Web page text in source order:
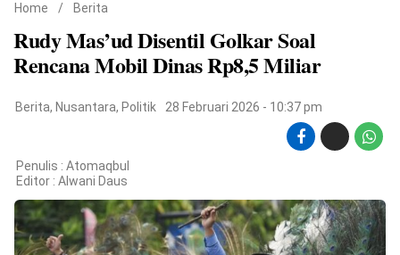
SEGMEN
Nusantara
Jabodetabek
Sulselbar
Kota Makassar
Home / Berita
Rudy Mas’ud Disentil Golkar Soal
Rencana Mobil Dinas Rp8,5 Miliar
Berita, Nusantara, Politik 28 Februari 2026 - 10:37 pm
Penulis : Atomaqbul
Editor : Alwani Daus